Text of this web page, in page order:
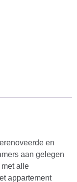
en
aan gelegen
alle
appartement